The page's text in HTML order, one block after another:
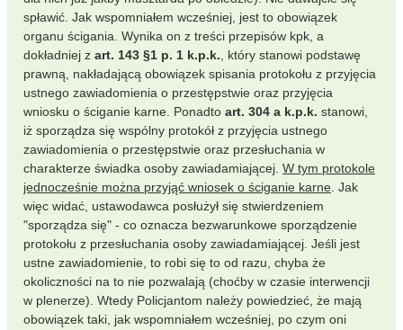
spławić. Jak wspomniałem wcześniej, jest to obowiązek
organu ścigania. Wynika on z treści przepisów kpk, a
dokładniej z art. 143 §1 p. 1 k.p.k. , który stanowi podstawę
prawną, nakładającą obowiązek spisania protokołu z przyjęcia
ustnego zawiadomienia o przestępstwie oraz przyjęcia
wniosku o ściganie karne. Ponadto art. 304 a k.p.k. stanowi,
iż sporządza się wspólny protokół z przyjęcia ustnego
zawiadomienia o przestępstwie oraz przesłuchania w
charakterze świadka osoby zawiadamiającej. W tym protokole
jednocześnie można przyjąć wniosek o ściganie karne . Jak
więc widać, ustawodawca posłużył się stwierdzeniem
"sporządza się" - co oznacza bezwarunkowe sporządzenie
protokołu z przesłuchania osoby zawiadamiającej. Jeśli jest
ustne zawiadomienie, to robi się to od razu, chyba że
okoliczności na to nie pozwalają (choćby w czasie interwencji
w plenerze). Wtedy Policjantom należy powiedzieć, że mają
obowiązek taki, jak wspomniałem wcześniej, po czym oni